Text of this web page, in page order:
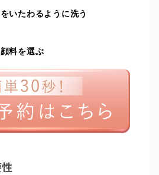
いたわるように洗う
料を選ぶ